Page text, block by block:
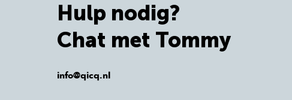
Hulp nodig?
Chat met Tommy
info@qicq.nl